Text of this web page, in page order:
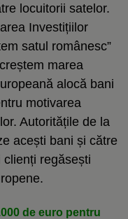
locuitorii satelor.
Investițiilor
satul românesc”
marea
alocă bani
motivarea
Autoritățile de la
acești bani și către
regăsești
de euro pentru